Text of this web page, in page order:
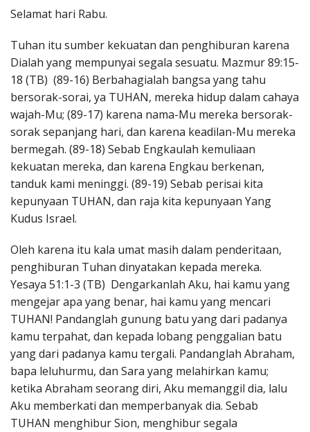
Selamat hari Rabu.
Tuhan itu sumber kekuatan dan penghiburan karena
Dialah yang mempunyai segala sesuatu. Mazmur 89:15-
18 (TB) (89-16) Berbahagialah bangsa yang tahu
bersorak-sorai, ya TUHAN, mereka hidup dalam cahaya
wajah-Mu; (89-17) karena nama-Mu mereka bersorak-
sorak sepanjang hari, dan karena keadilan-Mu mereka
bermegah. (89-18) Sebab Engkaulah kemuliaan
kekuatan mereka, dan karena Engkau berkenan,
tanduk kami meninggi. (89-19) Sebab perisai kita
kepunyaan TUHAN, dan raja kita kepunyaan Yang
Kudus Israel.
Oleh karena itu kala umat masih dalam penderitaan,
penghiburan Tuhan dinyatakan kepada mereka.
Yesaya 51:1-3 (TB) Dengarkanlah Aku, hai kamu yang
mengejar apa yang benar, hai kamu yang mencari
TUHAN! Pandanglah gunung batu yang dari padanya
kamu terpahat, dan kepada lobang penggalian batu
yang dari padanya kamu tergali. Pandanglah Abraham,
bapa leluhurmu, dan Sara yang melahirkan kamu;
ketika Abraham seorang diri, Aku memanggil dia, lalu
Aku memberkati dan memperbanyak dia. Sebab
TUHAN menghibur Sion, menghibur segala